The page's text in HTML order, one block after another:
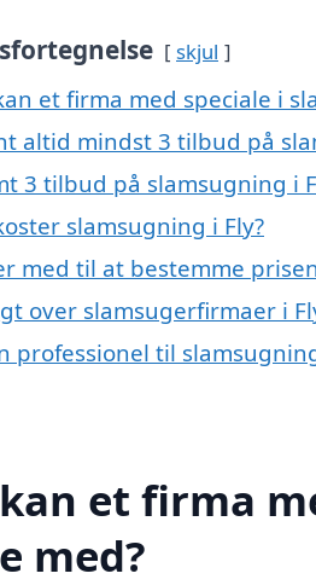
skjul
et firma med speciale i
altid mindst 3 tilbud på
3 tilbud på slamsugning i
slamsugning i Fly?
med til at bestemme
over slamsugerfirmaer i
professionel til
et firma
med?